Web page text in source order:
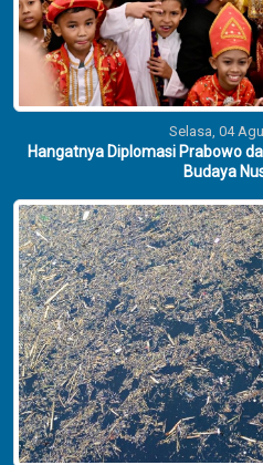
Selasa, 04
Hangatnya Diplomasi Prabowo
Budaya